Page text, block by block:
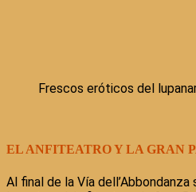
Frescos eróticos del
EL ANFITEATRO Y LA GRAN
Al final de la Vía